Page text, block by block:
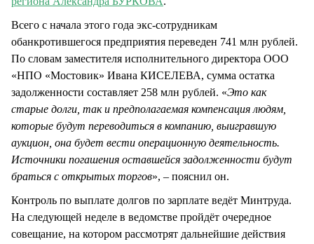
Всего с начала этого года экс-сотрудникам
обанкротившегося предприятия переведен 741 млн рублей.
По словам заместителя исполнительного директора ООО
«НПО «Мостовик» Ивана КИСЕЛЕВА, сумма остатка
задолженности составляет 258 млн рублей. «Это как
старые долги, так и предполагаемая компенсация людям,
которые будут переводиться в компанию, выигравшую
аукцион, она будет вести операционную деятельность.
Источники погашения оставшейся задолженности будут
браться с открытых торгов», – пояснил он.
Контроль по выплате долгов по зарплате ведёт Минтруда.
На следующей неделе в ведомстве пройдёт очередное
совещание, на котором рассмотрят дальнейшие действия